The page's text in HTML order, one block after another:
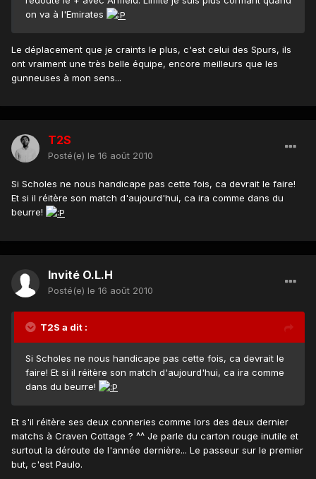
on va à l'Emirates
Le déplacement que je craints le plus, c'est celui des Spurs, ils
ont vraiment une très belle équipe, encore meilleurs que les
gunneuses à mon sens...
T2S
Posté(e) le 16 août 2010
Si Scholes ne nous handicape pas cette fois, ca devrait le faire!
Et si il réitère son match d'aujourd'hui, ca ira comme dans du
beurre!
Invité O.L.H
Posté(e) le 16 août 2010
T2S a dit :
Si Scholes ne nous handicape pas cette fois, ca devrait le
faire! Et si il réitère son match d'aujourd'hui, ca ira comme
dans du beurre!
Et s'il réitère ses deux conneries comme lors des deux dernier
matchs à Craven Cottage ? ^^ Je parle du carton rouge inutile et
surtout la déroute de l'année dernière... Le passeur sur le premier
but, c'est Paulo.